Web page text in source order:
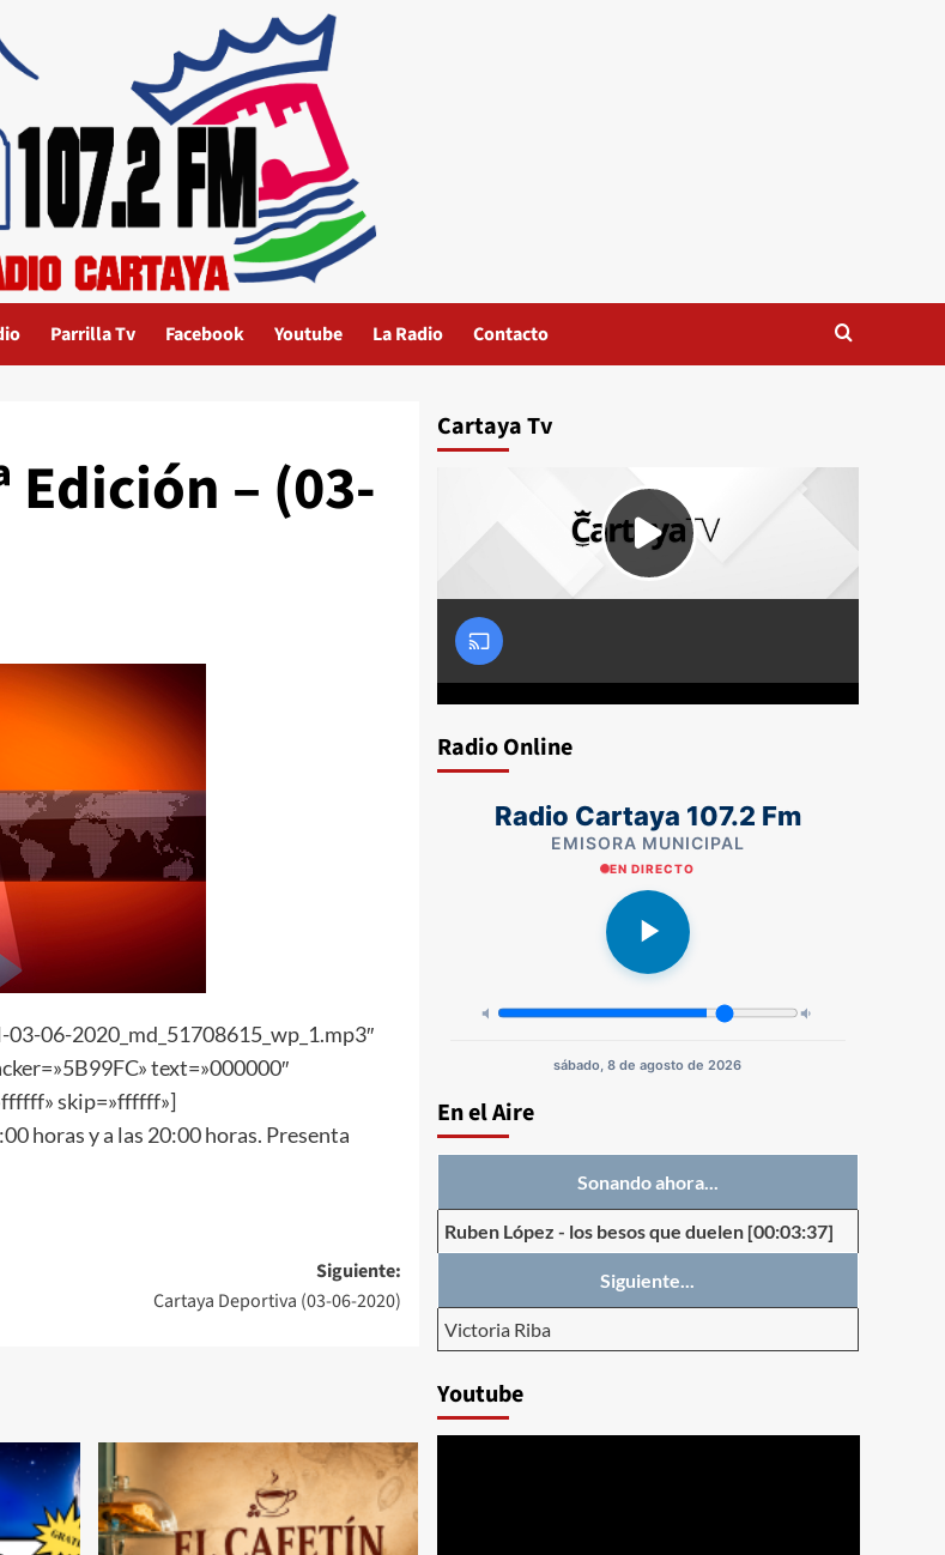
Parrilla Tv Facebook Youtube La Radio Contacto
– (03-
06-2020_md_51708615_wp_1.mp3″
text=»000000″
skip=»ffffff»]
horas y a las 20:00 horas. Presenta
Siguiente:
Cartaya Deportiva (03-06-2020)
Cartaya Tv
Radio Online
Radio Cartaya 107.2 Fm
EMISORA MUNICIPAL
EN DIRECTO
sábado, 8 de agosto de 2026
En el Aire
Sonando ahora...
Ruben López - los besos que duelen [00:03:37]
Siguiente...
Victoria Riba
Youtube